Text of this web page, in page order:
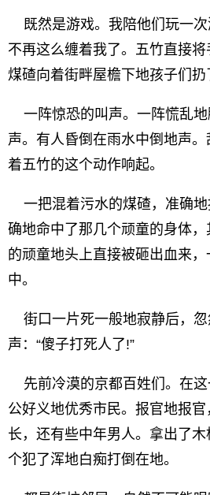
既然是游戏。我陪他们玩一
不再这么缠着我了。五竹直接
煤碴向着街畔屋檐下地孩子们扔
一阵惊恐的叫声。一阵慌乱地
声。有人昏倒在雨水中倒地声
着五竹的这个动作响起。
一把混着污水的煤碴，准确
确地命中了那几个顽童的身体
的顽童地头上直接被砸出血来
中。
街口一片死一般地寂静后，忽
声：“傻子打死人了!”
先前冷漠的京都百姓们。在这
公好义地优秀市民。报官地报
长，还有些中年男人。拿出了
个犯了浑地白痴打倒在地。